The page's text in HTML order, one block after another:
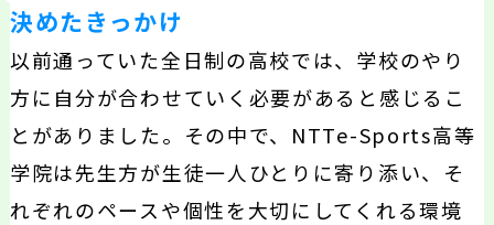
決めたきっかけ
以前通っていた全日制の高校では、学校のやり
方に自分が合わせていく必要があると感じるこ
とがありました。その中で、NTTe-Sports高等
学院は先生方が生徒一人ひとりに寄り添い、そ
れぞれのペースや個性を大切にしてくれる環境